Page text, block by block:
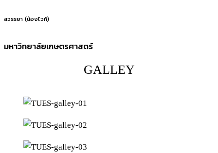
สวรรยา (น้องไวท์)
มหาวิทยาลัยเกษตรศาสตร์
GALLEY